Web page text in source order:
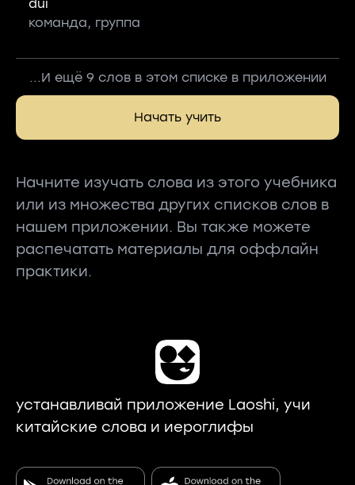
duì
команда, группа
...И ещё 9 слов в этом списке в приложении
Начать учить
Начните изучать слова из этого учебника
или из множества других списков слов в
нашем приложении. Вы также можете
распечатать материалы для оффлайн
практики.
устанавливай приложение Laoshi, учи
китайские слова и иероглифы